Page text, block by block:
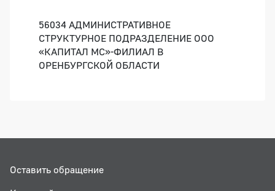
56034 АДМИНИСТРАТИВНОЕ
СТРУКТУРНОЕ ПОДРАЗДЕЛЕНИЕ ООО
«КАПИТАЛ МС»-ФИЛИАЛ В
ОРЕНБУРГСКОЙ ОБЛАСТИ
Оставить обращение